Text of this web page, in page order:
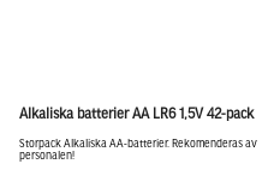
Alkaliska batterier AA LR6 1,5V 42-pack
Storpack Alkaliska AA-batterier. Rekomenderas av
personalen!